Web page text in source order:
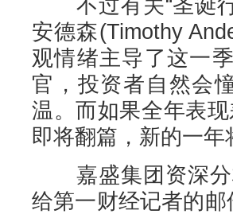
不过有关“圣诞行
安德森(Timothy
观情绪主导了这一
官，投资者自然会
温。而如果全年表
即将翻篇，新的一年
嘉盛集团资深分
给第一财经记者的